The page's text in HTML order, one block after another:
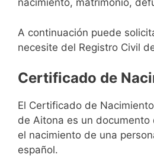
nacimiento, matrimonio,
A continuación puede
necesite del Registro Civil
Certificado de
El Certificado de
de Aitona es un documento
el nacimiento de una
español.